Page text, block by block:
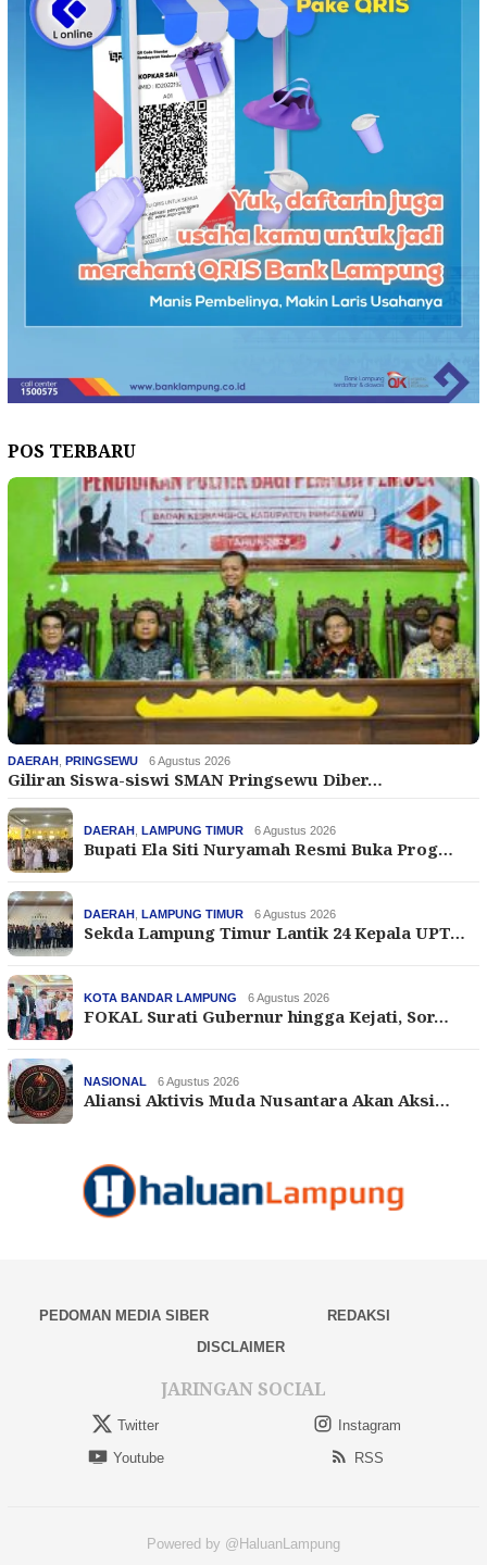
POS TERBARU
DAERAH PRINGSEWU 6 Agustus 2026
Giliran Siswa-siswi SMAN Pringsewu Diber…
DAERAH LAMPUNG TIMUR 6 Agustus 2026
Bupati Ela Siti Nuryamah Resmi Buka Prog…
DAERAH LAMPUNG TIMUR 6 Agustus 2026
Sekda Lampung Timur Lantik 24 Kepala UPT…
KOTA BANDAR LAMPUNG 6 Agustus 2026
FOKAL Surati Gubernur hingga Kejati, Sor…
NASIONAL 6 Agustus 2026
Aliansi Aktivis Muda Nusantara Akan Aksi…
PEDOMAN MEDIA SIBER
REDAKSI
DISCLAIMER
JARINGAN SOCIAL
Twitter
Instagram
Youtube
RSS
Powered by @HaluanLampung